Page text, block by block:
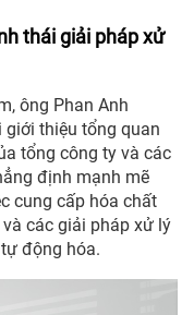
thái giải pháp xử
ông Phan Anh
thiệu tổng quan
tổng công ty và các
định mạnh mẽ
cung cấp hóa chất
các giải pháp xử lý
động hóa.